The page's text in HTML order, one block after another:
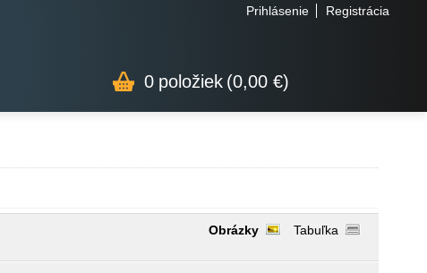
Prihlásenie Registrácia
0 položiek (0,00 €)
Obrázky Tabuľka